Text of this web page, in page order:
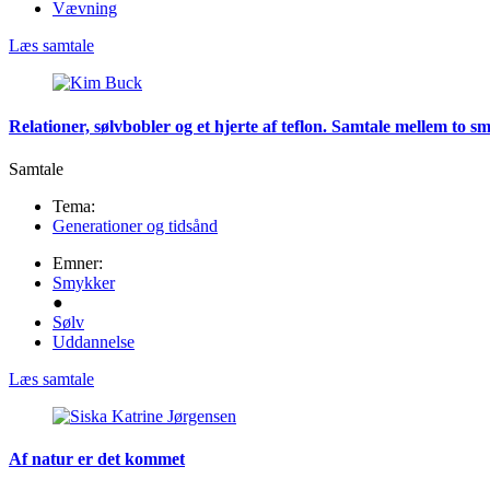
Vævning
Læs samtale
Relationer, sølvbobler og et hjerte af teflon. Samtale mellem to
Samtale
Tema:
Generationer og tidsånd
Emner:
Smykker
●
Sølv
Uddannelse
Læs samtale
Af natur er det kommet